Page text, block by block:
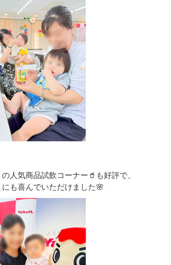
人気商品試飲コーナー🥤も好評で、
にも喜んでいただけました🌸